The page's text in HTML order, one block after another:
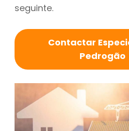
seguinte.
Contactar
Pedrogão